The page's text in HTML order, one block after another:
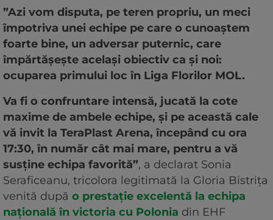
”Azi vom disputa, pe teren propriu, un meci
împotriva unei echipe pe care o cunoaștem
foarte bine, un adversar puternic, care
împărtășește același obiectiv ca și noi:
ocuparea primului loc în Liga Florilor MOL.
Va fi o confruntare intensă, jucată la cote
maxime de ambele echipe, și pe această cale
vă invit la TeraPlast Arena, începând cu ora
17:30, în număr cât mai mare, pentru a vă
susține echipa favorită”, a declarat Sonia
Seraficeanu, tricolora legitimată la Gloria Bistrița
venită după o prestație excelentă la echipa
națională în victoria cu Polonia din EHF